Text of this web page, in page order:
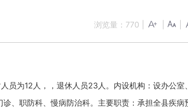
浏览量： 770
员为12人，，退休人员23人。内设机构：设办公室
、职防科、慢病防治科。主要职责：承担全县疾病